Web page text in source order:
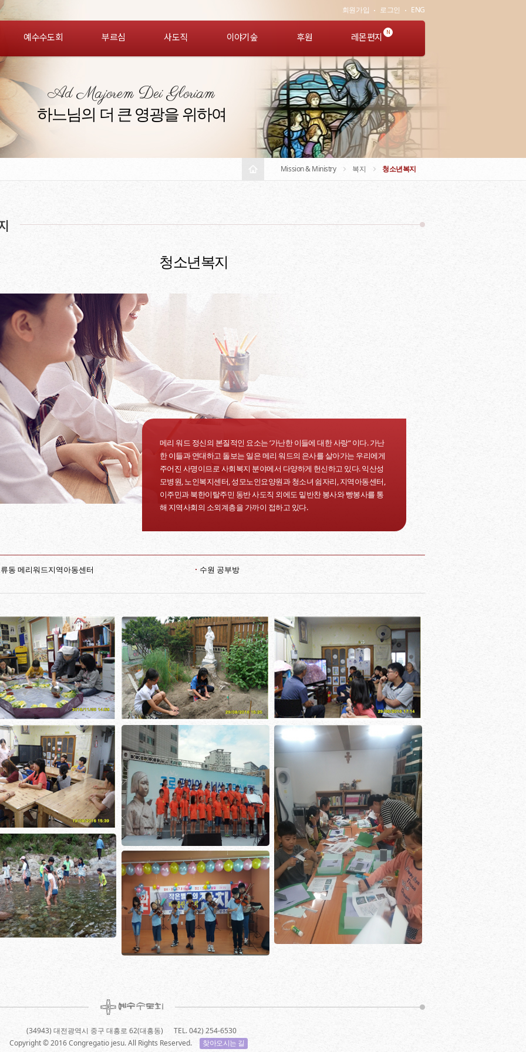
회원가입 로그인 ENG
예수수도회 부르심 사도직 이야기숲 후원 레몬편지 N
Ad Majorem Dei Gloriam
하느님의 더 큰 영광을 위하여
Mission & Ministry 복지 청소년복지
청소년복지
메리 워드 정신의 본질적인 요소는 ‘가난한 이들에 대한 사랑“ 이다. 가난
한 이들과 연대하고 돌보는 일은 메리 워드의 은사를 살아가는 우리에게
주어진 사명이므로 사회복지 분야에서 다양하게 헌신하고 있다. 익산성
모병원, 노인복지센터, 성모노인요양원과 청소녀 쉼자리, 지역아동센터,
이주민과 북한이탈주민 동반 사도직 외에도 밑반찬 봉사와 빵봉사를 통
해 지역사회의 소외계층을 가까이 접하고 있다.
동 메리워드지역아동센터 수원 공부방
(34943) 대전광역시 중구 대흥로 62(대흥동)
TEL. 042) 254-6530
Copyright © 2016 Congregatio jesu.All Rights Reserved. 찾아오시는 길